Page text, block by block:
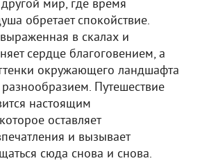
мир, где время
обретает спокойствие.
в скалах и
сердце благоговением, а
окружающего ландшафта
Путешествие
настоящим
оставляет
и вызывает
сюда снова и снова.